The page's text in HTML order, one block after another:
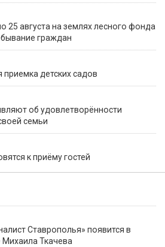
25 августа на землях лесного фонда
граждан
детских садов
об удовлетворённости
семьи
к приёму гостей
Ставрополья» появится в
Михаила Ткачева